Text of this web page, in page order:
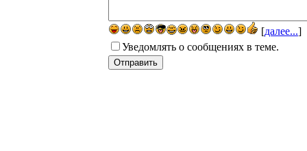
[далее...]
Уведомлять о сообщениях в теме.